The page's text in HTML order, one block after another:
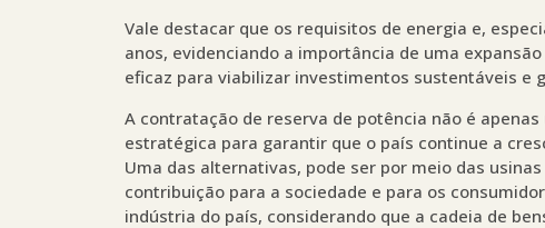
Vale destacar que os requisitos de energia e,
anos, evidenciando a importância de uma
eficaz para viabilizar investimentos sustentáveis e
A contratação de reserva de potência não é
estratégica para garantir que o país continue a
Uma das alternativas, pode ser por meio das
contribuição para a sociedade e para os
indústria do país, considerando que a cadeia de